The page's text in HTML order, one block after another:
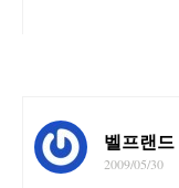
벨프랜드
2009/05/30